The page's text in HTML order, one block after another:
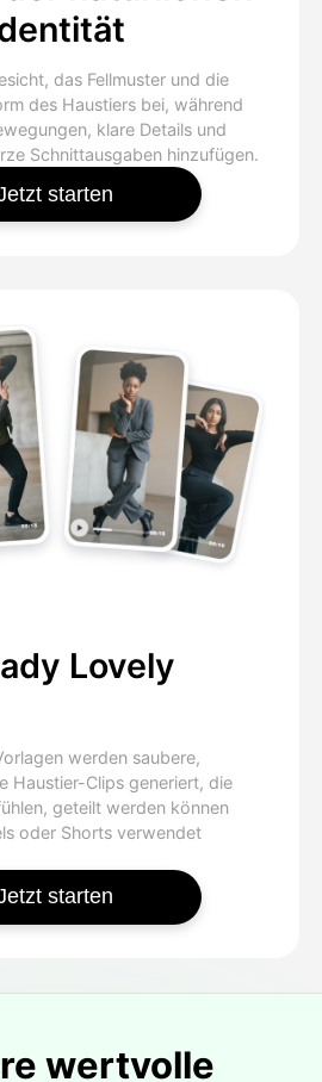
das Fellmuster und die
des Haustiers bei, während
klare Details und
Schnittausgaben hinzufügen.
starten
Lovely
werden saubere,
Haustier-Clips generiert, die
geteilt werden können
oder Shorts verwendet
starten
wertvolle